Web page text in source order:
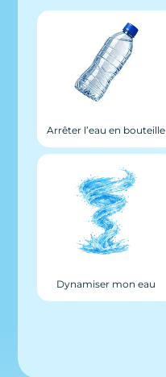
Arrêter l’eau en bouteille
Dynamiser mon eau